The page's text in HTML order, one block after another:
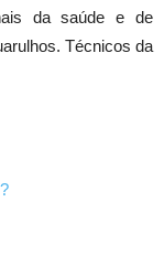
da saúde e de
Técnicos da